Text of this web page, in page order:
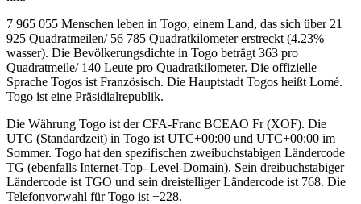
7 965 055 Menschen leben in Togo, einem Land, das sich über 21
925 Quadratmeilen/ 56 785 Quadratkilometer erstreckt (4.23%
wasser). Die Bevölkerungsdichte in Togo beträgt 363 pro
Quadratmeile/ 140 Leute pro Quadratkilometer. Die offizielle
Sprache Togos ist Französisch. Die Hauptstadt Togos heißt Lomé.
Togo ist eine Präsidialrepublik.
Die Währung Togo ist der CFA-Franc BCEAO Fr (XOF). Die
UTC (Standardzeit) in Togo ist UTC+00:00 und UTC+00:00 im
Sommer. Togo hat den spezifischen zweibuchstabigen Ländercode
TG (ebenfalls Internet-Top- Level-Domain). Sein dreibuchstabiger
Ländercode ist TGO und sein dreistelliger Ländercode ist 768. Die
Telefonvorwahl für Togo ist +228.